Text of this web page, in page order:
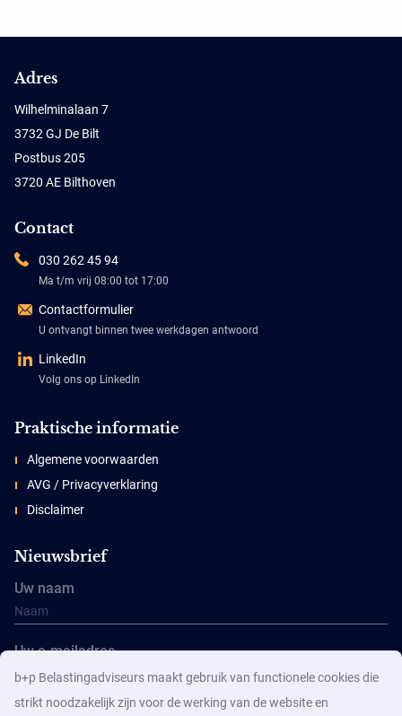
Adres
Wilhelminalaan 7
3732 GJ De Bilt
Postbus 205
3720 AE Bilthoven
Contact
030 262 45 94
Ma t/m vrij 08:00 tot 17:00
Contactformulier
U ontvangt binnen twee werkdagen antwoord
LinkedIn
Volg ons op LinkedIn
Praktische informatie
Algemene voorwaarden
AVG / Privacyverklaring
Disclaimer
Nieuwsbrief
Uw naam
Uw e-mailadres
b+p Belastingadviseurs maakt gebruik van functionele cookies die
strikt noodzakelijk zijn voor de werking van de website en